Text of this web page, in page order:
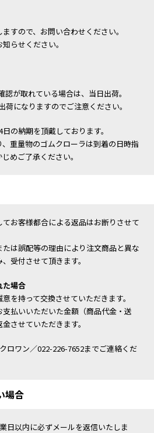
すので、お問い合わせください。
らせください。
が取れている場合は、当日出荷。
になりますのでご注意ください。
の納期を頂戴しております。
重量物のゴムクローラは到着の日時指
めご了承ください。
お客様都合による返品はお断りさせて
は誤配等の理由により注文商品と異な
受付させて頂きます。
た場合
を持って交換させていただきます。
払いいただいた金額（商品代金・送
させていただきます。
ロワン／022-226-7652までご連絡くだ
場合
日以内に必ずメールを返信いたしま